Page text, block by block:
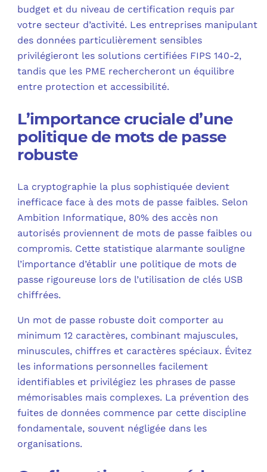
budget et du niveau de certification requis par
votre secteur d’activité. Les entreprises manipulant
des données particulièrement sensibles
privilégieront les solutions certifiées FIPS 140-2,
tandis que les PME rechercheront un équilibre
entre protection et accessibilité.
L’importance cruciale d’une
politique de mots de passe
robuste
La cryptographie la plus sophistiquée devient
inefficace face à des mots de passe faibles. Selon
Ambition Informatique, 80% des accès non
autorisés proviennent de mots de passe faibles ou
compromis. Cette statistique alarmante souligne
l’importance d’établir une politique de mots de
passe rigoureuse lors de l’utilisation de clés USB
chiffrées.
Un mot de passe robuste doit comporter au
minimum 12 caractères, combinant majuscules,
minuscules, chiffres et caractères spéciaux. Évitez
les informations personnelles facilement
identifiables et privilégiez les phrases de passe
mémorisables mais complexes. La prévention des
fuites de données commence par cette discipline
fondamentale, souvent négligée dans les
organisations.